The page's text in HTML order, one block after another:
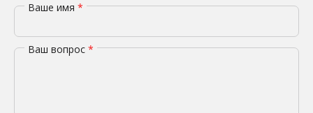
Ваше имя *
Ваш вопрос *